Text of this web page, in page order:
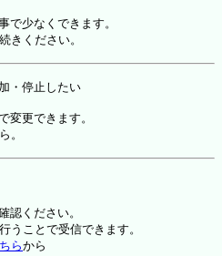
で少なくできます。
きください。
・停止したい
変更できます。
。
認ください。
うことで受信できます。
らから